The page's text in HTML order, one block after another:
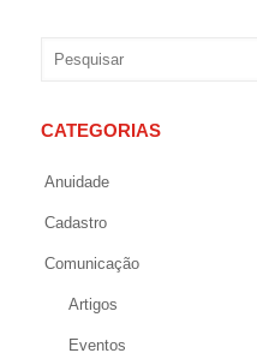
CATEGORIAS
Anuidade
Cadastro
Comunicação
Artigos
Eventos